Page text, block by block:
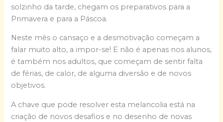
solzinho da tarde, chegam os preparativos para a
Primavera e para a Páscoa.
Neste mês o cansaço e a desmotivação começam a
falar muito alto, a impor-se! E não é apenas nos alunos,
é também nos adultos, que começam de sentir falta
de férias, de calor, de alguma diversão e de novos
objetivos.
A chave que pode resolver esta melancolia está na
criação de novos desafios e no desenho de novas